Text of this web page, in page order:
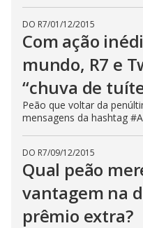
DO R7/01/12/2015
Com ação
mundo, R7 e
“chuva de
Peão que voltar da
mensagens da hashtag
DO R7/09/12/2015
Qual peão
vantagem na
prêmio extra?